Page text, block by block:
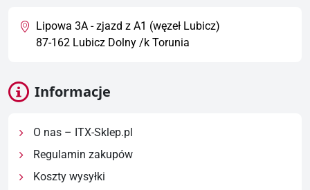
Lipowa 3A - zjazd z A1 (węzeł Lubicz)
87-162 Lubicz Dolny /k Torunia
Informacje
O nas – ITX-Sklep.pl
Regulamin zakupów
Koszty wysyłki